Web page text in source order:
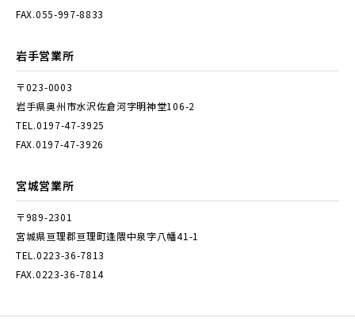
FAX.055-997-8833
岩手営業所
〒023-0003
岩手県奥州市水沢佐倉河字明神堂106-2
TEL.0197-47-3925
FAX.0197-47-3926
宮城営業所
〒989-2301
宮城県亘理郡亘理町逢隈中泉字八幡41-1
TEL.0223-36-7813
FAX.0223-36-7814